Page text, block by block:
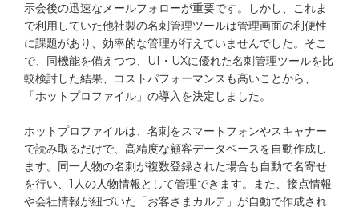
資料ダウンロード 無料トライアル
Webから問い合わせる
※ 9:00 12:00 / 13:00 17:00 （弊社休業日を除く）
示会後の迅速なメールフォローが重要です。しかし、これま
で利用していた他社製の名刺管理ツールは管理画面の利便性
に課題があり、効率的な管理が行えていませんでした。そこ
で、同機能を備えつつ、UI・UXに優れた名刺管理ツールを比
較検討した結果、コストパフォーマンスも高いことから、
「ホットプロファイル」の導入を決定しました。
ホットプロファイルは、名刺をスマートフォンやスキャナー
で読み取るだけで、高精度な顧客データベースを自動作成し
ます。同一人物の名刺が複数登録された場合も自動で名寄せ
を行い、1人の人物情報として管理できます。また、接点情報
や会社情報が紐づいた「お客さまカルテ」が自動で作成され